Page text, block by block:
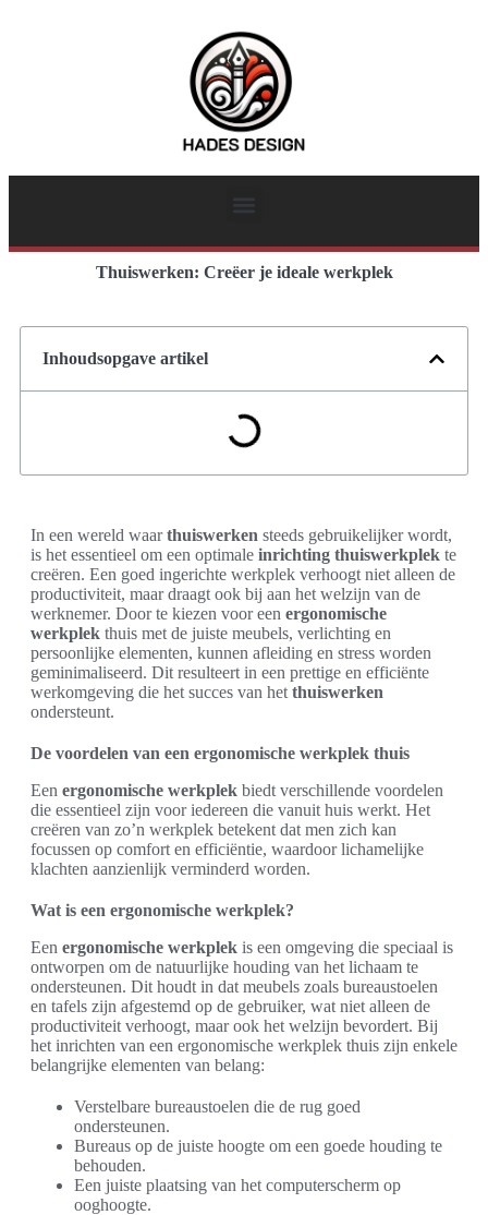
Thuiswerken: Creëer je ideale werkplek
Inhoudsopgave artikel
In een wereld waarthuiswerken steeds gebruikelijker wordt,
is het essentieel om een optimale inrichting thuiswerkplek te
creëren. Een goed ingerichte werkplek verhoogt niet alleen de
productiviteit, maar draagt ook bij aan het welzijn van de
werknemer. Door te kiezen voor een ergonomische
werkplek thuis met de juiste meubels, verlichting en
persoonlijke elementen, kunnen afleiding en stress worden
geminimaliseerd. Dit resulteert in een prettige en efficiënte
werkomgeving die het succes van het thuiswerken
ondersteunt.
De voordelen van een ergonomische werkplek thuis
Een ergonomische werkplek biedt verschillende voordelen
die essentieel zijn voor iedereen die vanuit huis werkt. Het
creëren van zo’n werkplek betekent dat men zich kan
focussen op comfort en efficiëntie, waardoor lichamelijke
klachten aanzienlijk verminderd worden.
Wat is een ergonomische werkplek?
Een ergonomische werkplek is een omgeving die speciaal is
ontworpen om de natuurlijke houding van het lichaam te
ondersteunen. Dit houdt in dat meubels zoals bureaustoelen
en tafels zijn afgestemd op de gebruiker, wat niet alleen de
productiviteit verhoogt, maar ook het welzijn bevordert. Bij
het inrichten van een ergonomische werkplek thuis zijn enkele
belangrijke elementen van belang:
Verstelbare bureaustoelen die de rug goed
ondersteunen.
Bureaus op de juiste hoogte om een goede houding te
behouden.
Een juiste plaatsing van het computerscherm op
ooghoogte.